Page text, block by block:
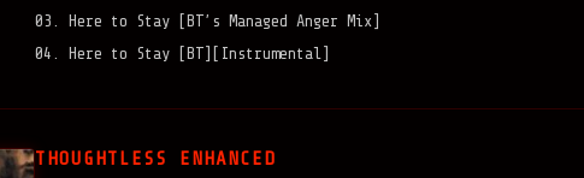
03. Here to Stay [BT’s Managed Anger Mix]
04. Here to Stay [BT][Instrumental]
THOUGHTLESS ENHANCED